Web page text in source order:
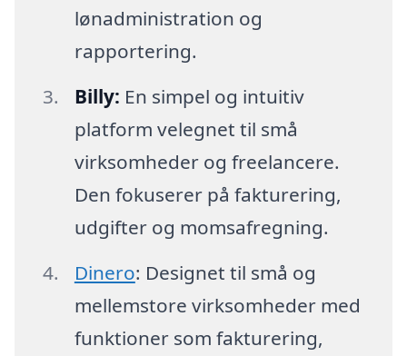
lønadministration og
rapportering.
Billy: En simpel og intuitiv
platform velegnet til små
virksomheder og freelancere.
Den fokuserer på fakturering,
udgifter og momsafregning.
Dinero: Designet til små og
mellemstore virksomheder med
funktioner som fakturering,